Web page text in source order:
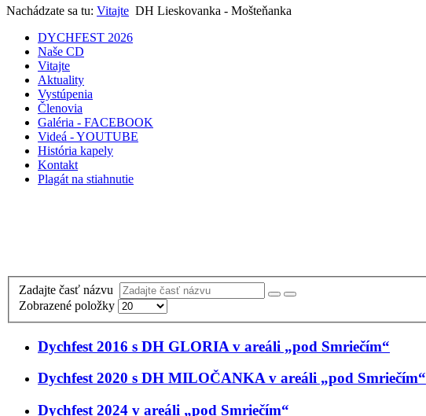
Nachádzate sa tu: Vitajte DH Lieskovanka - Mošteňanka
DYCHFEST 2026
Naše CD
Vitajte
Aktuality
Vystúpenia
Členovia
Galéria - FACEBOOK
Videá - YOUTUBE
História kapely
Kontakt
Plagát na stiahnutie
Zadajte časť názvu
Zobrazené položky
Dychfest 2016 s DH GLORIA v areáli „pod Smriečím“
Dychfest 2020 s DH MILOČANKA v areáli „pod Smriečím“
Dychfest 2024 v areáli „pod Smriečím“